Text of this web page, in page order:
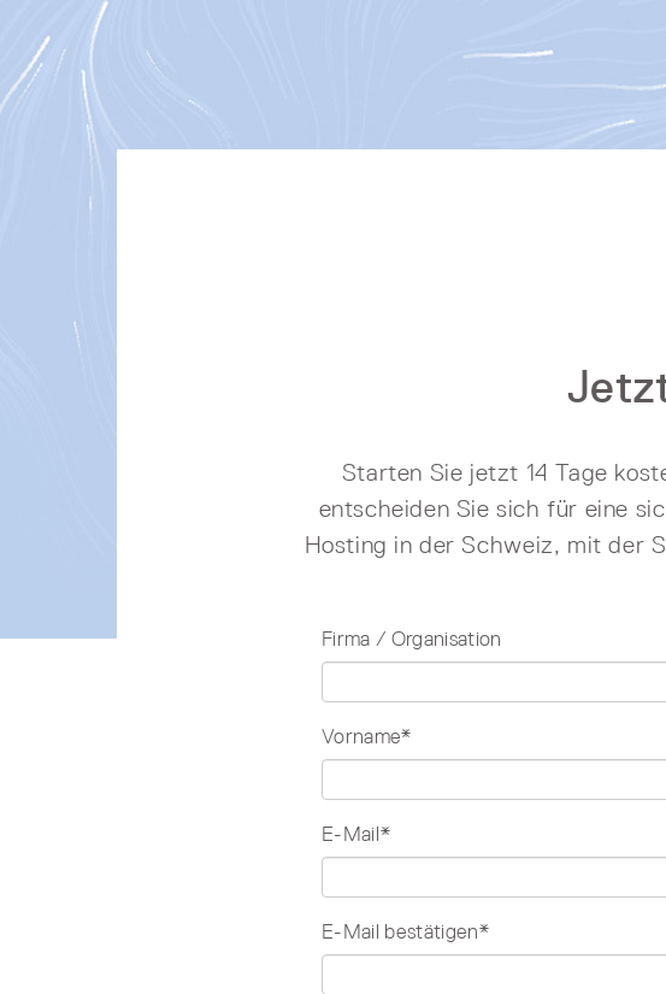
Starten Sie jetzt 14 Tage
entscheiden Sie sich für eine
Hosting in der Schweiz, mit der
Firma / Organisation
Vorname*
E-Mail*
E-Mail bestätigen*